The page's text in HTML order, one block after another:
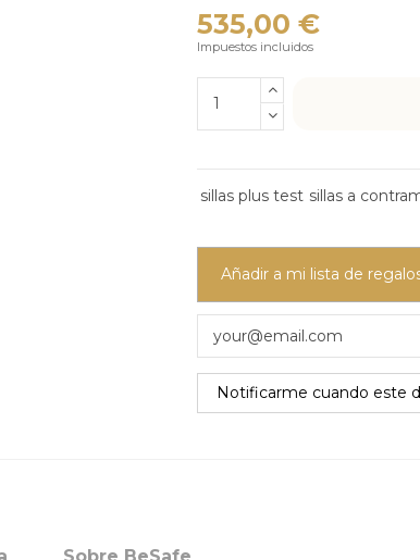
535,00 €
Impuestos incluidos
sillas plus test sillas a
Añadir a mi lista de